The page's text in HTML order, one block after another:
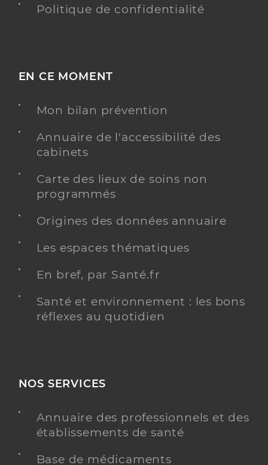
Politique de confidentialité
EN CE MOMENT
Mon bilan prévention
Annuaire de l'accessibilité des
cabinets
Carte des lieux de soins non
programmés
Origines des données annuaire
Les espaces thématiques
En bref, par Santé.fr
Santé et environnement : les bons
réflexes au quotidien
NOS SERVICES
Annuaire des professionnels et des
établissements de santé
Base de médicaments